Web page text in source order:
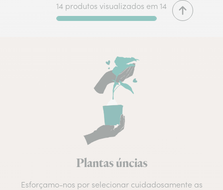
14 produtos visualizados em 14
Plantas úncias
Esforçamo-nos por selecionar cuidadosamente as